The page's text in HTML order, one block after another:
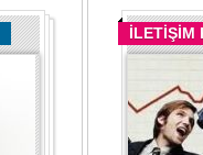
İLETİŞİM